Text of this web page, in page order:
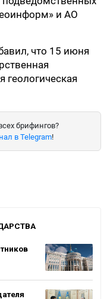
и АО
что 15 июня
геологическая
брифингов?
в Telegram!